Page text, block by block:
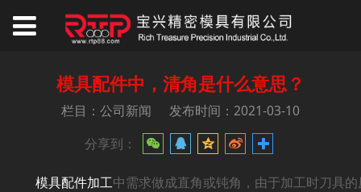
模具配件中，清角是什么意思？
栏目：公司新闻
发布时间：2021-03-10
分享到：
模具配件加工中需求做成直角或钝角，由于加工时刀具